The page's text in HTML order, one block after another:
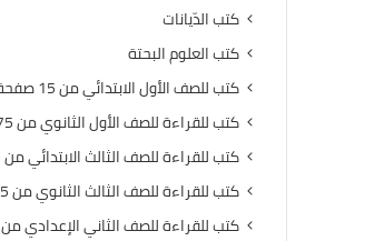
كتب الدّيانات
كتب العلوم البحتة
كتب للصف الأول الابتدائي من 15 صفحة
كتب للقراءة للصف الأول الثانوي من 75 صفحة
كتب للقراءة للصف الثالث الابتدائي من 25 صفحة
كتب للقراءة للصف الثالث الثانوي من 85 صفحة
كتب للقراءة للصف الثاني الإعدادي من 60 صفحة